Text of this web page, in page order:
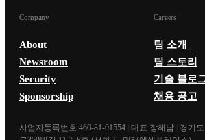
Company
About
Newsroom
Security
Sponsorship
Careers
팀 소개
팀 스토리
기술 블로
채용 공고
사업자등록번호 460-81-01554 대표 장해남
경기